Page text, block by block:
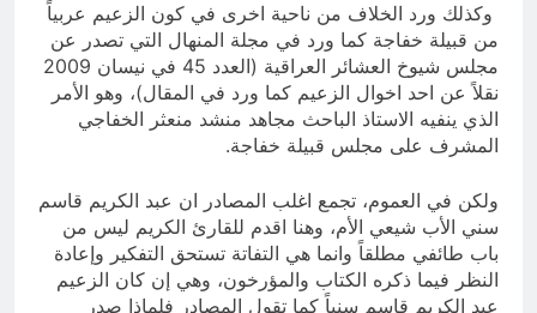
وكذلك ورد الخلاف من ناحية اخرى في كون الزعيم عربياً
من قبيلة خفاجة كما ورد في مجلة المنهال التي تصدر عن
مجلس شيوخ العشائر العراقية (العدد 45 في نيسان 2009
نقلاً عن احد اخوال الزعيم كما ورد في المقال)، وهو الأمر
الذي ينفيه الاستاذ الباحث مجاهد منشد منعثر الخفاجي
المشرف على مجلس قبيلة خفاجة.
ولكن في العموم، تجمع اغلب المصادر ان عبد الكريم قاسم
سني الأب شيعي الأم، وهنا اقدم للقارئ الكريم ليس من
باب طائفي مطلقاً وانما هي التفاتة تستحق التفكير وإعادة
النظر فيما ذكره الكتاب والمؤرخون، وهي إن كان الزعيم
عبد الكريم قاسم سنياً كما تقول المصادر فلماذا صدر